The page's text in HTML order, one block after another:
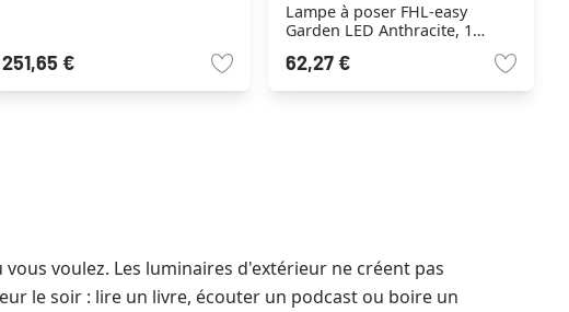
251,65 €
Lampe à poser FHL-easy
Garden LED Anthracite, 1
lumière, Changeur de couleurs
62,27 €
voulez. Les luminaires d'extérieur ne créent pas
le soir : lire un livre, écouter un podcast ou boire un